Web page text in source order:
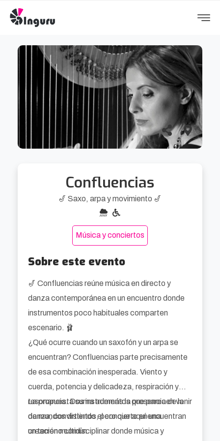
Confluencias
🎷 Saxo, arpa y movimiento 🎷
Música y conciertos
Sobre este evento
🎷 Confluencias reúne música en directo y
danza contemporánea en un encuentro donde
instrumentos poco habituales comparten
escenario. 🩰
¿Qué ocurre cuando un saxofón y un arpa se
encuentran? Confluencias parte precisamente
de esa combinación inesperada. Viento y
cuerda, potencia y delicadeza, respiración y
resonancia. Dos instrumentos que parecen venir
de mundos distintos, pero que aquí encuentran
un terreno común.
La propuesta suma además la presencia de la
danza, convirtiendo el concierto en una
creación multidisciplinar donde música y